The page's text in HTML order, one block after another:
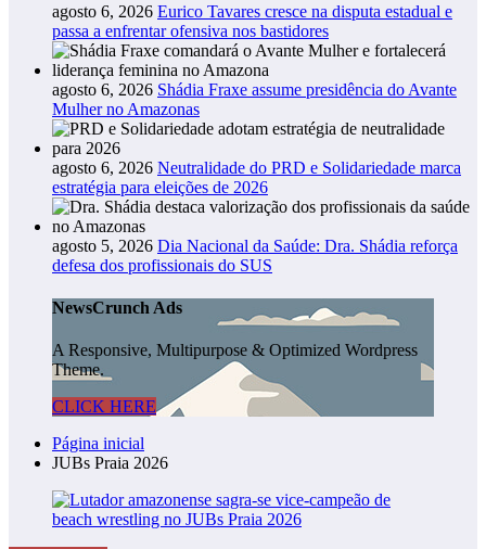
agosto 6, 2026 Eurico Tavares cresce na disputa estadual e
passa a enfrentar ofensiva nos bastidores
agosto 6, 2026 Shádia Fraxe assume presidência do Avante
Mulher no Amazonas
agosto 6, 2026 Neutralidade do PRD e Solidariedade marca
estratégia para eleições de 2026
agosto 5, 2026 Dia Nacional da Saúde: Dra. Shádia reforça
defesa dos profissionais do SUS
NewsCrunch Ads
A Responsive, Multipurpose & Optimized Wordpress
Theme.
CLICK HERE
Página inicial
JUBs Praia 2026